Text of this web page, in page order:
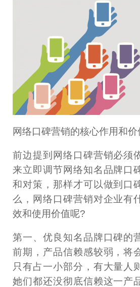
网络口碑营销的核心作用和
前边提到网络口碑营销必须
来立即调节网络知名品牌口
和对策，那样才可以做到口
么，网络口碑营销对企业有
效和使用价值呢?
第一、优良知名品牌口碑的
前期，产品信赖感较弱，将
只有占一小部分，有大量人
她们都还没彻底信赖这一产